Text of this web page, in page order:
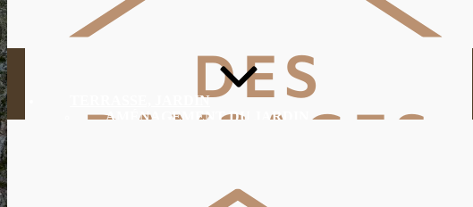
TERRASSE, JARDIN
AMÉNAGEMENT DU JARDIN